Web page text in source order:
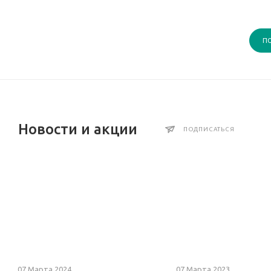
Новости и акции ПОДПИСАТЬСЯ
07 Марта 2024 07 Марта 2023